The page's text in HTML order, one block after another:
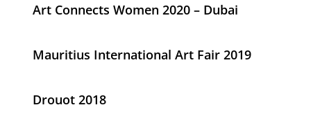
Art Connects Women 2020 – Dubai
Mauritius International Art Fair 2019
Drouot 2018